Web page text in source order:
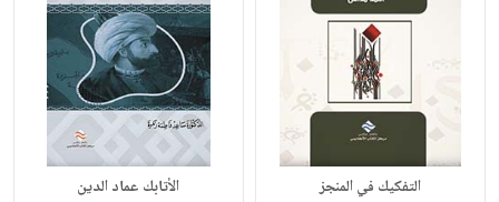
التفكيك في المنجز الأتابك عماد الدين